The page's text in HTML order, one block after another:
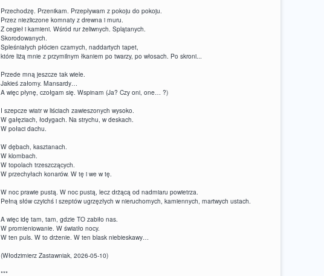
Przechodzę. Przenikam. Przepływam z pokoju do pokoju.
Przez niezliczone komnaty z drewna i muru.
Z cegieł i kamieni. Wśród rur żeliwnych. Splątanych.
Skorodowanych.
Spleśniałych płócien czarnych, naddartych tapet,
które liżą mnie z przymilnym łkaniem po twarzy, po włosach. Po skroni...
Przede mną jeszcze tak wiele.
Jakieś załomy. Mansardy…
A więc płynę, czołgam się. Wspinam (Ja? Czy oni, one… ?)
I szepcze wiatr w liściach zawieszonych wysoko.
W gałęziach, łodygach. Na strychu, w deskach.
W połaci dachu.
W dębach, kasztanach.
W klombach.
W topolach trzeszczących.
W przechyłach konarów. W tę i we w tę.
W noc prawie pustą. W noc pustą, lecz drżącą od nadmiaru powietrza.
Pełną słów czyichś i szeptów ugrzęzłych w nieruchomych, kamiennych, martwych ustach.
A więc idę tam, tam, gdzie TO zabiło nas.
W promieniowanie. W światło nocy.
W ten puls. W to drżenie. W ten blask niebieskawy…
(Włodzimierz Zastawniak, 2026-05-10)
***